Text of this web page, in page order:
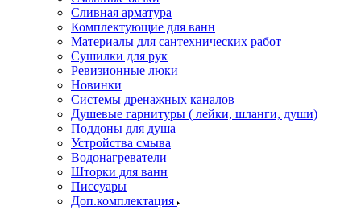
Сливная арматура
Комплектующие для ванн
Материалы для сантехнических работ
Сушилки для рук
Ревизионные люки
Новинки
Системы дренажных каналов
Душевые гарнитуры ( лейки, шланги, души)
Поддоны для душа
Устройства смыва
Водонагреватели
Шторки для ванн
Писсуары
Доп.комплектация